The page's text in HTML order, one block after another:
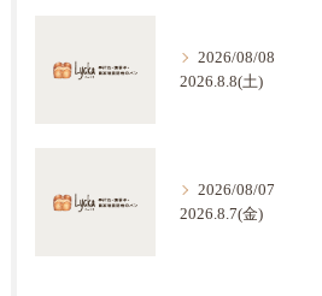
2026/08/08
2026.8.8(土)
2026/08/07
2026.8.7(金)